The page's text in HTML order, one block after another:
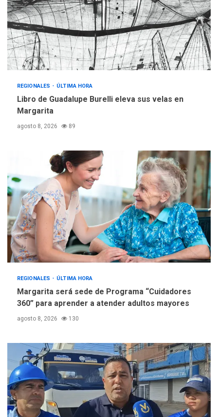
3
operativa con flota
vehicular de 60 unidades
adquiridas en un año de
gestión
4
REGIONALES ÚLTIMA HORA
«Juan Bautista Arismendi» a
la altura de Macho Muerto
trabajan en diplomado para
creación y manejo de
estadísticas de turismo
REGIONALES ÚLTIMA HORA
Libro de Guadalupe Burelli eleva sus velas en
Margarita
agosto 8, 2026 89
REGIONALES ÚLTIMA HORA
Margarita será sede de Programa “Cuidadores
360” para aprender a atender adultos mayores
agosto 8, 2026 130